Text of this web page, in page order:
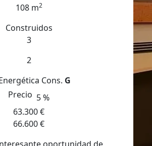
108 m2
Construidos
3
2
Cons. G
Precio 5 %
63.300 €
66.600 €